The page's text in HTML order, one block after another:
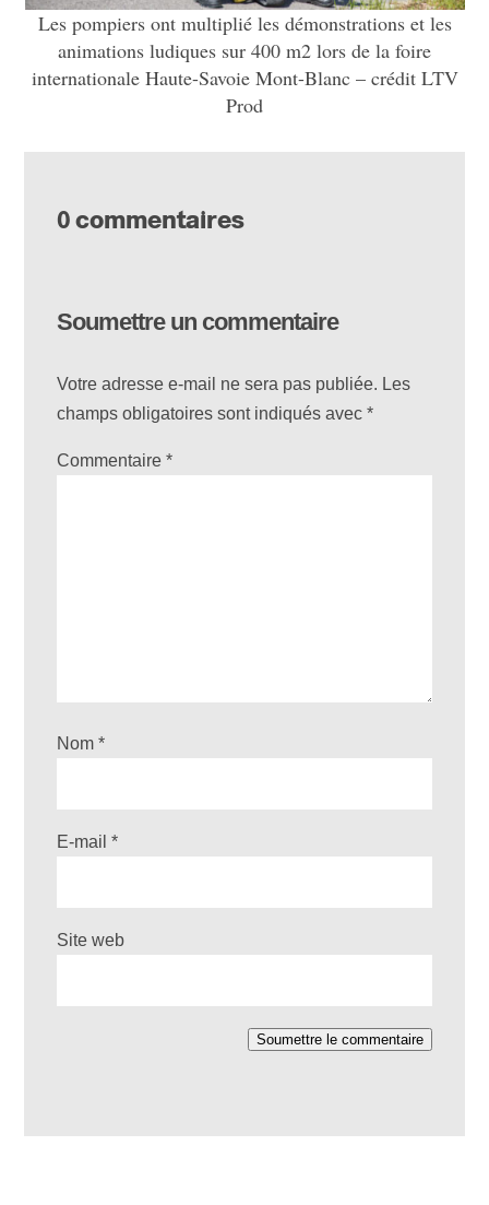
Les pompiers ont multiplié les démonstrations et les
animations ludiques sur 400 m2 lors de la foire
internationale Haute-Savoie Mont-Blanc – crédit LTV
Prod
0 commentaires
Soumettre un commentaire
Votre adresse e-mail ne sera pas publiée. Les
champs obligatoires sont indiqués avec*
Commentaire*
Nom*
E-mail*
Site web
Soumettre le commentaire